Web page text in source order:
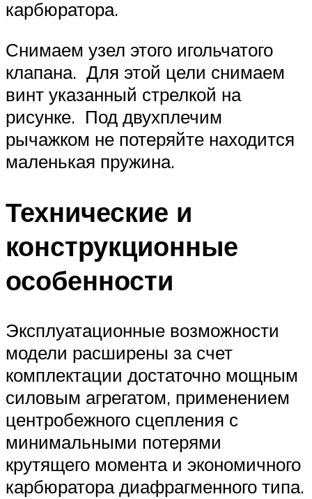
карбюратора.
Снимаем узел этого игольчатого
клапана. Для этой цели снимаем
винт указанный стрелкой на
рисунке. Под двухплечим
рычажком не потеряйте находится
маленькая пружина.
Технические и
конструкционные
особенности
Эксплуатационные возможности
модели расширены за счет
комплектации достаточно мощным
силовым агрегатом, применением
центробежного сцепления с
минимальными потерями
крутящего момента и экономичного
карбюратора диафрагменного типа.